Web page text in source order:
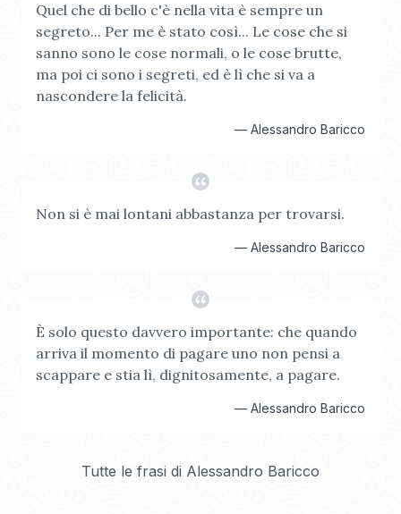
Quel che di bello c'è nella vita è sempre un
segreto... Per me è stato così... Le cose che si
sanno sono le cose normali, o le cose brutte,
ma poi ci sono i segreti, ed è lì che si va a
nascondere la felicità.
— Alessandro Baricco
Non si è mai lontani abbastanza per trovarsi.
— Alessandro Baricco
È solo questo davvero importante: che quando
arriva il momento di pagare uno non pensi a
scappare e stia lì, dignitosamente, a pagare.
— Alessandro Baricco
Tutte le frasi di Alessandro Baricco